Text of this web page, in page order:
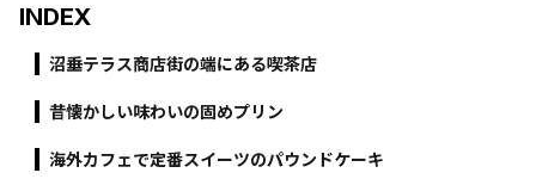
INDEX
沼垂テラス商店街の端にある喫茶店
昔懐かしい味わいの固めプリン
海外カフェで定番スイーツのパウンドケーキ